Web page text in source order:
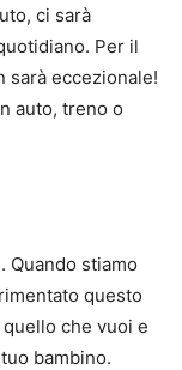
ci sarà
Per il
sarà eccezionale!
auto, treno o
Quando stiamo
questo
che vuoi e
bambino.